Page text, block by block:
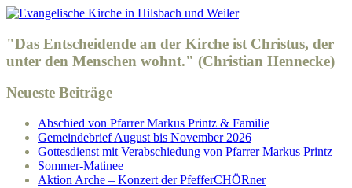
"Das Entscheidende an der Kirche ist Christus, der
unter den Menschen wohnt." (Christian Hennecke)
Neueste Beiträge
Abschied von Pfarrer Markus Printz & Familie
Gemeindebrief August bis November 2026
Gottesdienst mit Verabschiedung von Pfarrer Markus Printz
Sommer-Matinee
Aktion Arche – Konzert der PfefferCHÖRner